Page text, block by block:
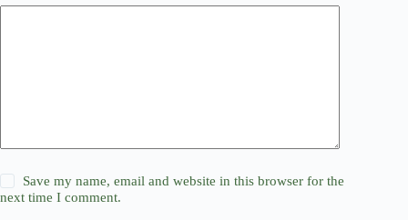
Save my name, email and website in this browser for the
next time I comment.